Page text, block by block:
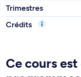
Trimestres
Crédits
Ce cours